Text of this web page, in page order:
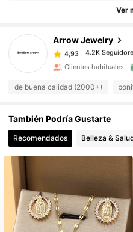
Ver
Arrow Jewelry
4.2K
4,93 4.2K
4,93 4.2K
4,93
4.2K Seguidores
Clientes habituales
de buena calidad (2000+)
También Podría Gustarte
Recomendados Belleza &